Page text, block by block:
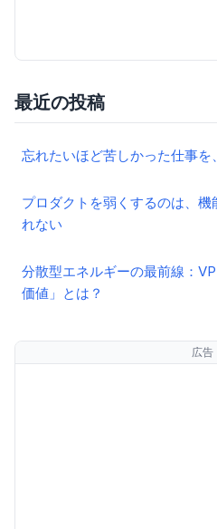
最近の投稿
忘れたいほど苦しかった仕事を
プロダクトを弱くするのは、機
れない
分散型エネルギーの最前線：
価値」とは？
広告